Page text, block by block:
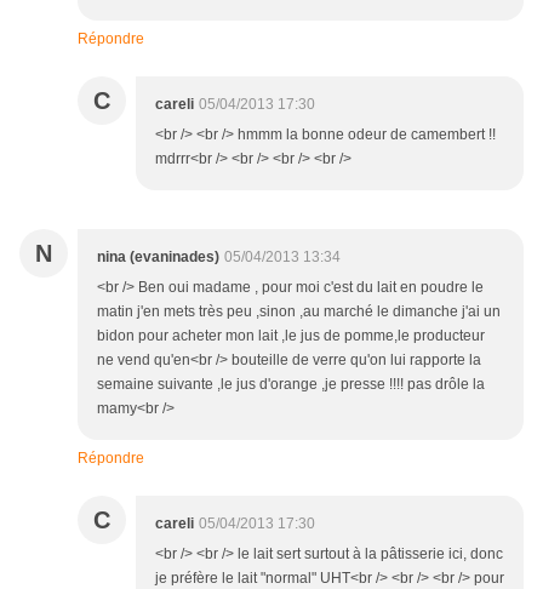
Répondre
C careli 05/04/2013 17:30
<br /> <br /> hmmm la bonne odeur de camembert !!
mdrrr<br /> <br /> <br /> <br />
N nina (evaninades) 05/04/2013 13:34
<br /> Ben oui madame , pour moi c'est du lait en poudre le
matin j'en mets très peu ,sinon ,au marché le dimanche j'ai un
bidon pour acheter mon lait ,le jus de pomme,le producteur
ne vend qu'en<br /> bouteille de verre qu'on lui rapporte la
semaine suivante ,le jus d'orange ,je presse !!!! pas drôle la
mamy<br />
Répondre
C careli 05/04/2013 17:30
<br /> <br /> le lait sert surtout à la pâtisserie ici, donc
je préfère le lait "normal" UHT<br /> <br /> <br /> pour